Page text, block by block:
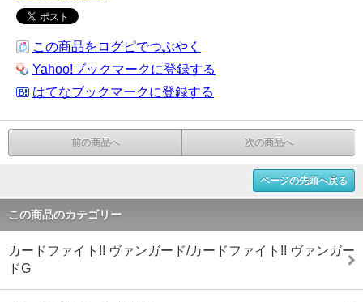
この商品をログピでつぶやく
Yahoo!ブックマークに登録する
はてなブックマークに登録する
前の商品へ 次の商品へ
ページの先頭へ戻る
この商品のカテゴリー
カードファイト!! ヴァンガード/カードファイト!! ヴァンガー
ドG